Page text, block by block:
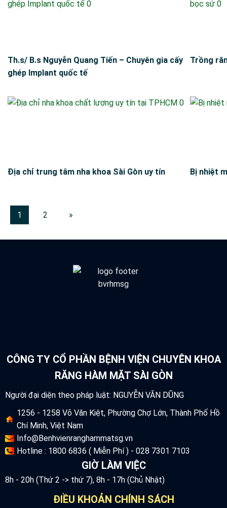
Th.s/ B.s Nguyễn Quang Tiến – Chuyên gia cấy
ghép Implant quốc tế
Trồng
Địa chỉ trung tâm nha khoa Sài Gòn uy tín Bị nhiệt
1 2 »
CÔNG TY CỔ PHẦN BỆNH VIỆN CHUYÊN KHOA
RĂNG HÀM MẶT SÀI GÒN
Người đại diện theo pháp luật: NGUYỄN VĂN DŨNG
1256 - 1258 Võ Văn Kiệt, Phường Chợ Lớn, Thành Phố Hồ
Chí Minh, Việt Nam
Info@Benhvienranghammatsg.vn
Hotline : 1800 6836 ( Miễn Phí ) - 028 7301 7103
GIỜ LÀM VIỆC
8h - 20h (Thứ 2 -> thứ 7), 8h - 17h (Chủ Nhật)
ĐIỀU KHOẢN CHÍNH SÁCH